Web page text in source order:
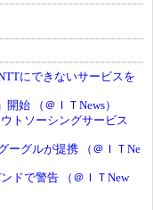
にできないサービスを
始 （＠ＩＴNews）
トソーシングサービス
ーグルが提携 （＠ＩＴNe
ドで警告 （＠ＩＴNew